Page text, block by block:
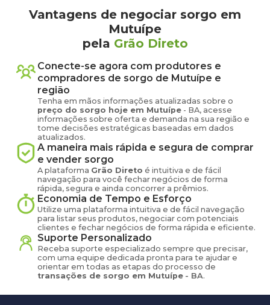
Vantagens de negociar sorgo em
Mutuípe
pela Grão Direto
Conecte-se agora com produtores e
compradores de sorgo de Mutuípe e
região
Tenha em mãos informações atualizadas sobre o
preço do sorgo hoje em Mutuípe - BA, acesse
informações sobre oferta e demanda na sua região e
tome decisões estratégicas baseadas em dados
atualizados.
A maneira mais rápida e segura de comprar
e vender sorgo
A plataforma Grão Direto é intuitiva e de fácil
navegação para você fechar negócios de forma
rápida, segura e ainda concorrer a prêmios.
Economia de Tempo e Esforço
Utilize uma plataforma intuitiva e de fácil navegação
para listar seus produtos, negociar com potenciais
clientes e fechar negócios de forma rápida e eficiente.
Suporte Personalizado
Receba suporte especializado sempre que precisar,
com uma equipe dedicada pronta para te ajudar e
orientar em todas as etapas do processo de
transações de sorgo em Mutuípe - BA.